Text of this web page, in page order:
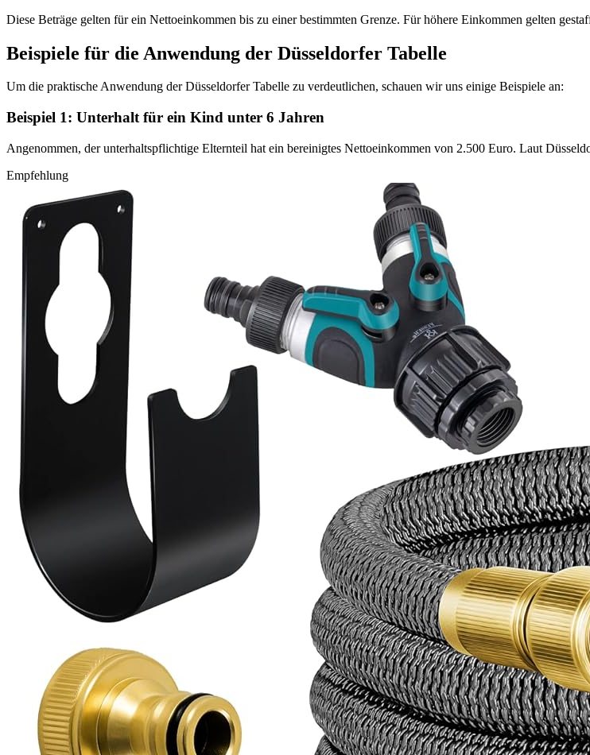
Diese Beträge gelten für ein Nettoeinkommen bis zu einer bestimmten Grenze. Für höhere Einkommen gelten
Beispiele für die Anwendung der Düsseldorfer Tabelle
Um die praktische Anwendung der Düsseldorfer Tabelle zu verdeutlichen, schauen wir uns einige Beispiele an:
Beispiel 1: Unterhalt für ein Kind unter 6 Jahren
Angenommen, der unterhaltspflichtige Elternteil hat ein bereinigtes Nettoeinkommen von 2.500 Euro. Laut
Empfehlung